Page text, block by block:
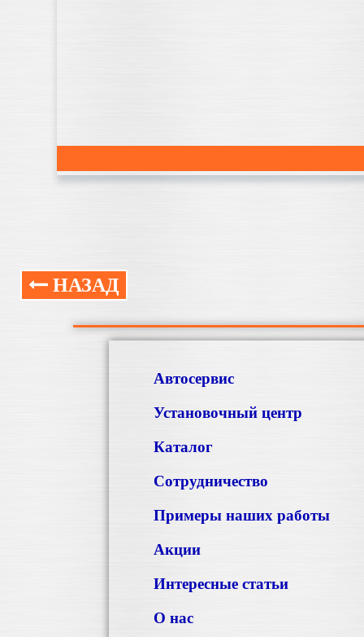
НАЗАД
Автосервис
Установочный центр
Каталог
Сотрудничество
Примеры наших работы
Акции
Интересные статьи
О нас